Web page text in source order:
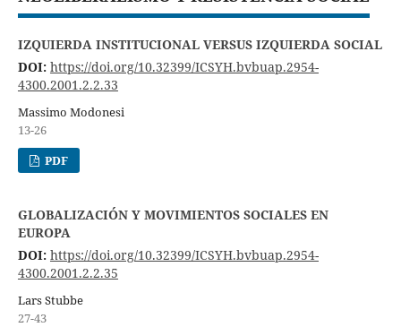
IZQUIERDA INSTITUCIONAL VERSUS IZQUIERDA SOCIAL
DOI: https://doi.org/10.32399/ICSYH.bvbuap.2954-
4300.2001.2.2.33
Massimo Modonesi
13-26
PDF
GLOBALIZACIÓN Y MOVIMIENTOS SOCIALES EN
EUROPA
DOI: https://doi.org/10.32399/ICSYH.bvbuap.2954-
4300.2001.2.2.35
Lars Stubbe
27-43